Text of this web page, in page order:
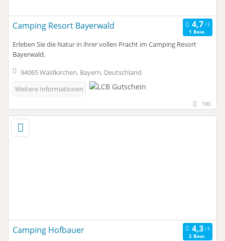
Camping Resort Bayerwald
1 Bew.
Erleben Sie die Natur in ihrer vollen Pracht im Camping Resort
Bayerwald.
94065 Waldkirchen, Bayern, Deutschland
Weitere Informationen
190
Camping Hofbauer
2 Bew.